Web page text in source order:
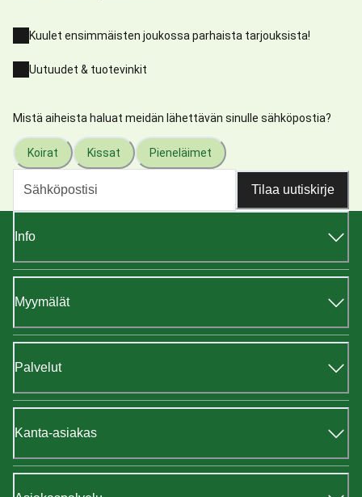
Kuulet ensimmäisten joukossa parhaista tarjouksista!
Uutuudet & tuotevinkit
Mistä aiheista haluat meidän lähettävän sinulle sähköpostia?
Koirat Kissat Pieneläimet
Tilaa uutiskirje
Info
Myymälät
Palvelut
Kanta-asiakas